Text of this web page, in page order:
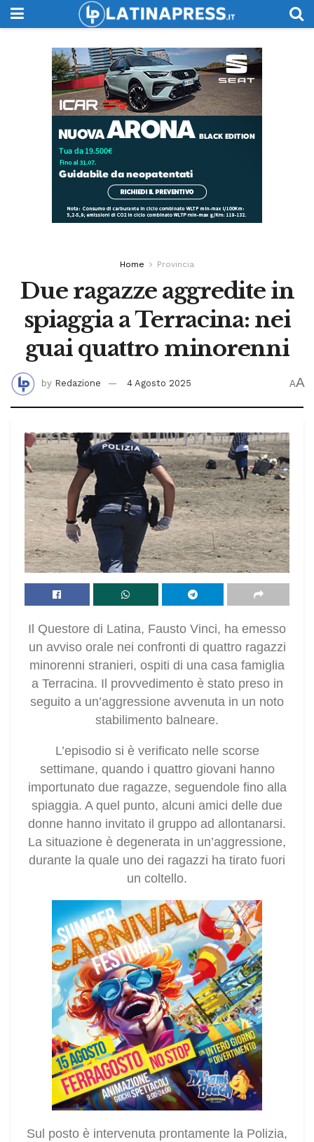
Home Provincia
Due ragazze aggredite in
spiaggia a Terracina: nei
guai quattro minorenni
by Redazione 4 Agosto 2025 AA
Il Questore di Latina, Fausto Vinci, ha emesso
un avviso orale nei confronti di quattro ragazzi
minorenni stranieri, ospiti di una casa famiglia
a Terracina. Il provvedimento è stato preso in
seguito a un’aggressione avvenuta in un noto
stabilimento balneare.
L’episodio si è verificato nelle scorse
settimane, quando i quattro giovani hanno
importunato due ragazze, seguendole fino alla
spiaggia. A quel punto, alcuni amici delle due
donne hanno invitato il gruppo ad allontanarsi.
La situazione è degenerata in un’aggressione,
durante la quale uno dei ragazzi ha tirato fuori
un coltello.
Sul posto è intervenuta prontamente la Polizia,